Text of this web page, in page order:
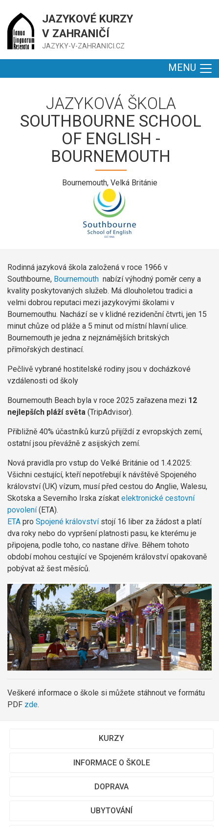
JAZYKOVÉ KURZY
V ZAHRANIČÍ
JAZYKY-V-ZAHRANICI.CZ
MENU
JAZYKOVÁ ŠKOLA
SOUTHBOURNE SCHOOL
OF ENGLISH -
BOURNEMOUTH
Bournemouth, Velká Británie
Rodinná jazyková škola založená v roce 1966 v
Southbourne, Bournemouth nabízí výhodný poměr ceny a
kvality poskytovaných služeb. Má dlouholetou tradici a
velmi dobrou reputaci mezi jazykovými školami v
Bournemouthu. Nachází se v klidné rezidenční čtvrti, jen 15
minut chůze od pláže a 5 minut od místní hlavní ulice.
Bournemouth je jedna z nejznámějších britských
přímořských destinací.
Pečlivě vybrané hostitelské rodiny jsou v docházkové
vzdálenosti od školy
Bournemouth Beach byla v roce 2025 zařazena mezi 12
nejlepších pláží světa (TripAdvisor).
Přibližně 40% účastníků kurzů přijíždí z evropských zemí,
ostatní jsou převážně z asijských zemí.
Nová pravidla pro vstup do Velké Británie od 1.4.2025:
Všichni cestující, kteří nepotřebují k návštěvě Spojeného
království (UK) vízum, musí před cestou do Anglie, Walesu,
Skotska a Severního Irska získat elektronické cestovní
povolení(ETA).
ETA pro Spojené královstvístojí 16 liber za žádost a platí
dva roky nebo do vypršení platnosti pasu, ke kterému je
připojena, podle toho, co nastane dříve. Během tohoto
období mohou cestující ve Spojeném království opakovaně
pobývat až šest měsíců.
Veškeré informace o škole si můžete stáhnout ve formátu
PDF zde.
KURZY
INFORMACE O ŠKOLE
DOPRAVA
UBYTOVÁNÍ